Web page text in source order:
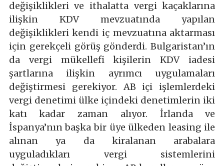
değişiklikleri ve ithalatta vergi kaçaklarına
ilişkin KDV mevzuatında yapılan
değişiklikleri kendi iç mevzuatına aktarması
için gerekçeli görüş gönderdi. Bulgaristan’ın
da vergi mükellefi kişilerin KDV iadesi
şartlarına ilişkin ayrımcı uygulamaları
değiştirmesi gerekiyor. AB içi işlemlerdeki
vergi denetimi ülke içindeki denetimlerin iki
katı kadar zaman alıyor. İrlanda ve
İspanya’nın başka bir üye ülkeden leasing ile
alınan ya da kiralanan arabalara
uyguladıkları vergi sistemlerini